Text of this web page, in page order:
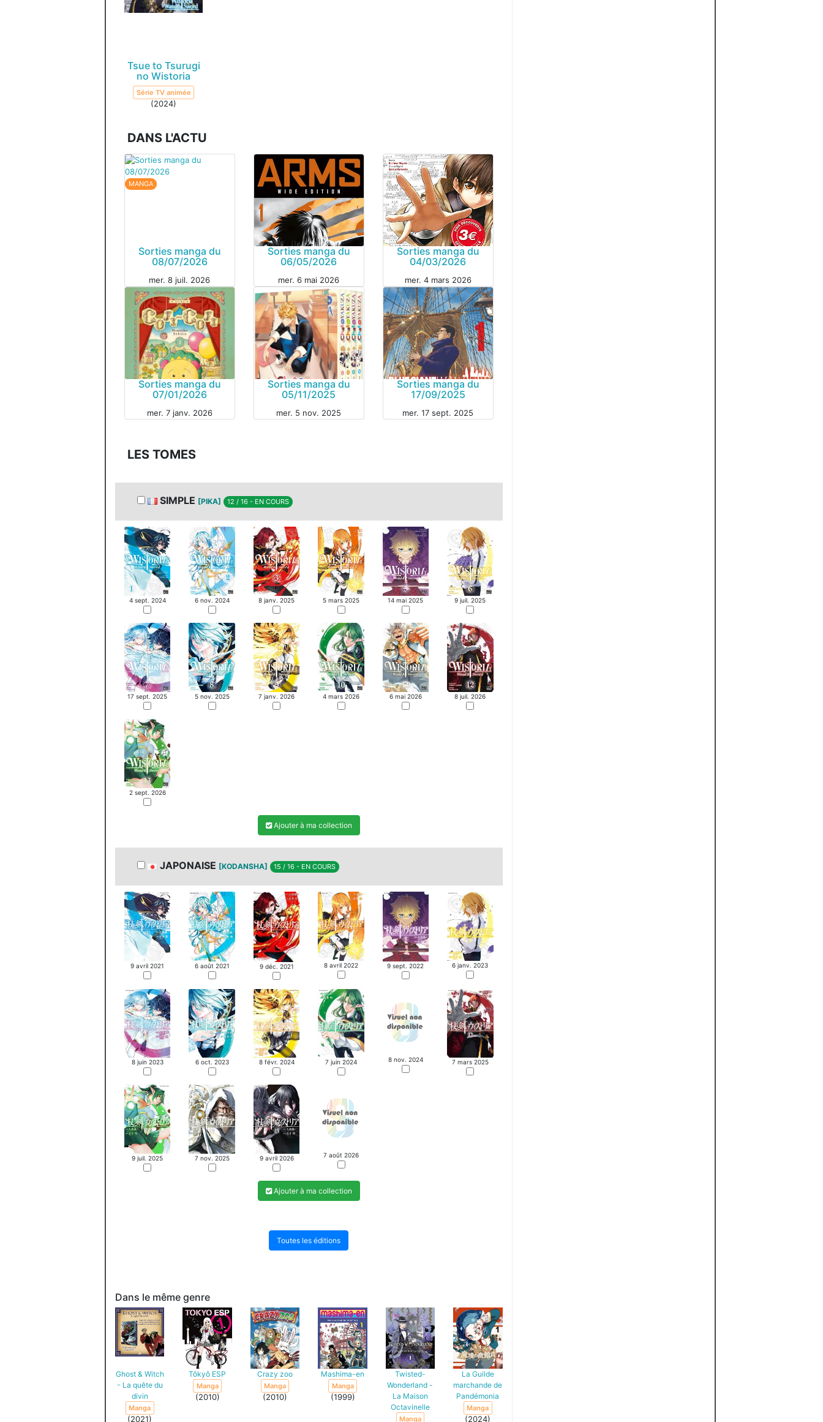
Tsue to Tsurugi
no Wistoria
Série TV animée
(2024)
DANS L'ACTU
MANGA
Sorties manga du
08/07/2026
mer. 8 juil. 2026
MANGA
Sorties manga du
06/05/2026
mer. 6 mai 2026
MANGA
Sorties manga du
04/03/2026
mer. 4 mars 2026
Sorties manga du
07/01/2026
mer. 7 janv. 2026
Sorties manga du
05/11/2025
mer. 5 nov. 2025
Sorties manga du
17/09/2025
mer. 17 sept. 2025
LES TOMES
SIMPLE [PIKA] 12 / 16 - EN COURS
4 sept. 2024 6 nov. 2024 8 janv. 2025 5 mars 2025 14 mai 2025 9 juil. 2025
17 sept. 2025 5 nov. 2025 7 janv. 2026 4 mars 2026 6 mai 2026 8 juil. 2026
2 sept. 2026
Ajouter à ma collection
JAPONAISE [KODANSHA] 15 / 16 - EN COURS
9 avril 2021 6 août 2021 9 déc. 2021 8 avril 2022 9 sept. 2022 6 janv. 2023
8 juin 2023 6 oct. 2023 8 févr. 2024 7 juin 2024 8 nov. 2024 7 mars 2025
9 juil. 2025 7 nov. 2025 9 avril 2026 7 août 2026
Ajouter à ma collection
Toutes les éditions
Dans le même genre
Ghost & Witch
- La quête du
divin
Manga
(2021)
Tôkyô ESP
Manga
(2010)
Crazy zoo
Manga
(2010)
Mashima-en
Manga
(1999)
Twisted-
Wonderland -
La Maison
Octavinelle
Manga
La Guilde
marchande de
Pandémonia
Manga
(2024)